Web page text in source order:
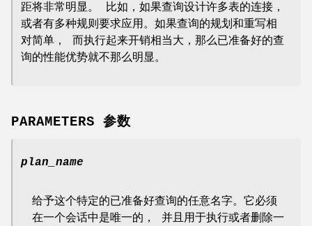
距将非常明显。 比如，如果查询设计许多表的连接，
或者有多种规则要求应用。如果查询的规划和重写相
对简单， 而执行起来开销相当大，那么已准备好的查
询的性能优势就不那么明显。
PARAMETERS 参数
plan_name
给予这个特定的已准备好查询的任意名字。它必须
在一个会话中是唯一的， 并且用于执行或者删除一